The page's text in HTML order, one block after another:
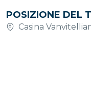
POSIZIONE DEL
Casina